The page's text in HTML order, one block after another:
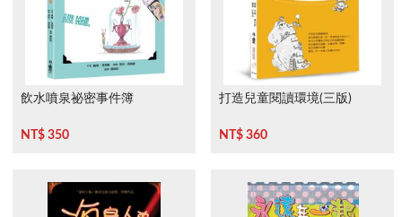
飲水噴泉祕密事件簿
NT$ 350
打造兒童閱讀環境(三版)
NT$ 360